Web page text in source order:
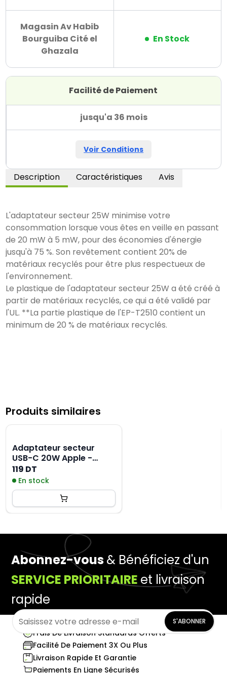
Magasin Av Habib
Bourguiba Cité el
Ghazala
En Stock
Facilité de Paiement
jusqu'a 36 mois
Voir Conditions
Description Caractéristiques Avis
L'adaptateur secteur 25W minimise votre
consommation lorsque vous êtes en veille en passant
de 20 mW à 5 mW, pour des économies d'énergie
jusqu'à 75 %. Son revêtement contient 20% de
matériaux recyclés pour être plus respectueux de
l'environnement.
Le plastique de l'adaptateur secteur 25W a été créé à
partir de matériaux recyclés, ce qui a été validé par
l'UL. **La partie plastique de l'EP-T2510 contient un
minimum de 20 % de matériaux recyclés.
Produits similaires
Adaptateur secteur
USB-C 20W Apple -
MHJE3ZM-A
119 DT
En stock
Abonnez-vous& Bénéficiez d'un
SERVICE PRIORITAIRE et livraison
rapide
S'ABONNER
Frais De Livraison Standards Offerts
Facilité De Paiement 3X Ou Plus
Livraison Rapide Et Garantie
Paiements En Ligne Sécurisés